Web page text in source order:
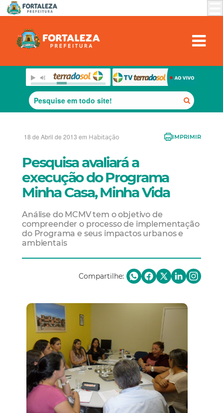
18 de Abril de 2013 em Habitação IMPRIMIR
Pesquisa avaliará a
execução do Programa
Minha Casa, Minha Vida
Análise do MCMV tem o objetivo de
compreender o processo de implementação
do Programa e seus impactos urbanos e
ambientais
Compartilhe: